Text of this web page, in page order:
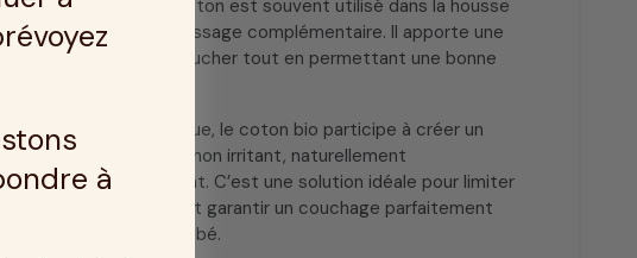
un matelas bébé, le coton est souvent utilisé dans la housse
ou comme garnissage complémentaire. Il apporte une
de douceur au toucher tout en permettant une bonne
à son origine biologique, le coton bio participe à créer un
de sommeil non irritant, naturellement
et respirant. C’est une solution idéale pour limiter
aux allergènes et garantir un couchage parfaitement
à la sensibilité de bébé.
à